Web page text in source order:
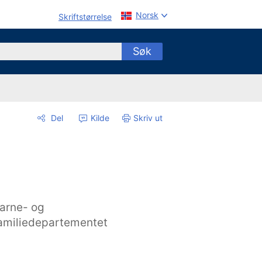
Skriftstørrelse Norsk
Søk
Del Kilde Skriv ut
og